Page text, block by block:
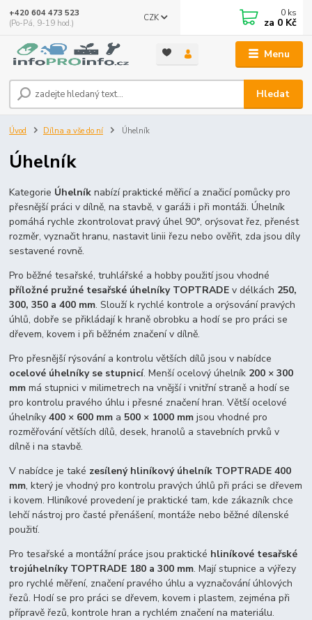
Menu
CZK
Hledat
+420 604 473 523
(Po-Pá, 9-19 hod.)
0 ks
za 0 Kč
Úvod Dílna a vše do ní Úhelník
Úhelník
Kategorie Úhelník nabízí praktické měřicí a značicí pomůcky pro
přesnější práci v dílně, na stavbě, v garáži i při montáži. Úhelník
pomáhá rychle zkontrolovat pravý úhel 90°, orýsovat řez, přenést
rozměr, vyznačit hranu, nastavit linii řezu nebo ověřit, zda jsou díly
sestavené rovně.
Pro běžné tesařské, truhlářské a hobby použití jsou vhodné
příložné pružné tesařské úhelníky TOPTRADE v délkách 250,
300, 350 a 400 mm. Slouží k rychlé kontrole a orýsování pravých
úhlů, dobře se přikládají k hraně obrobku a hodí se pro práci se
dřevem, kovem i při běžném značení v dílně.
Pro přesnější rýsování a kontrolu větších dílů jsou v nabídce
ocelové úhelníky se stupnicí. Menší ocelový úhelník 200 × 300
mm má stupnici v milimetrech na vnější i vnitřní straně a hodí se
pro kontrolu pravého úhlu i přesné značení hran. Větší ocelové
úhelníky400 × 600 mm a 500 × 1000 mm jsou vhodné pro
rozměřování větších dílů, desek, hranolů a stavebních prvků v
dílně i na stavbě.
V nabídce je také zesílený hliníkový úhelník TOPTRADE 400
mm, který je vhodný pro kontrolu pravých úhlů při práci se dřevem
i kovem. Hliníkové provedení je praktické tam, kde zákazník chce
lehčí nástroj pro časté přenášení, montáže nebo běžné dílenské
použití.
Pro tesařské a montážní práce jsou praktické hliníkové tesařské
trojúhelníky TOPTRADE 180 a 300 mm. Mají stupnice a výřezy
pro rychlé měření, značení pravého úhlu a vyznačování úhlových
řezů. Hodí se pro práci se dřevem, kovem i plastem, zejména při
přípravě řezů, kontrole hran a rychlém značení na materiálu.